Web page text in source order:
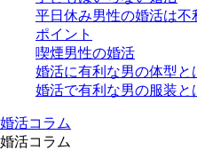
平日休み男性の婚活は不
ポイント
喫煙男性の婚活
婚活に有利な男の体型と
婚活で有利な男の服装と
婚活コラム
婚活コラム